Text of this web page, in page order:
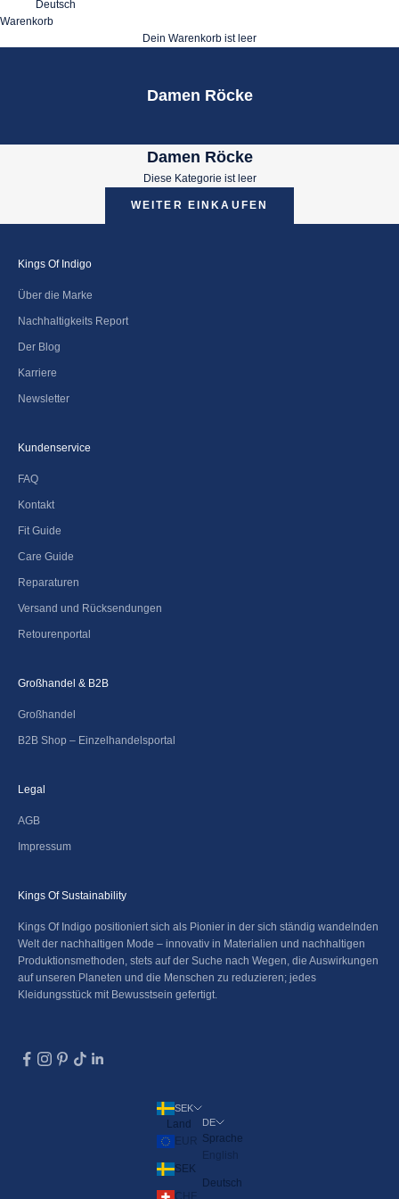
Deutsch
Warenkorb
Dein Warenkorb ist leer
Damen Röcke
Damen Röcke
Diese Kategorie ist leer
WEITER EINKAUFEN
Kings Of Indigo
Über die Marke
Nachhaltigkeits Report
Der Blog
Karriere
Newsletter
Kundenservice
FAQ
Kontakt
Fit Guide
Care Guide
Reparaturen
Versand und Rücksendungen
Retourenportal
Großhandel & B2B
Großhandel
B2B Shop – Einzelhandelsportal
Legal
AGB
Impressum
Kings Of Sustainability
Kings Of Indigo positioniert sich als Pionier in der sich ständig wandelnden
Welt der nachhaltigen Mode – innovativ in Materialien und nachhaltigen
Produktionsmethoden, stets auf der Suche nach Wegen, die Auswirkungen
auf unseren Planeten und die Menschen zu reduzieren; jedes
Kleidungsstück mit Bewusstsein gefertigt.
SEK
Land
EUR
SEK
DE
Sprache
English
Deutsch